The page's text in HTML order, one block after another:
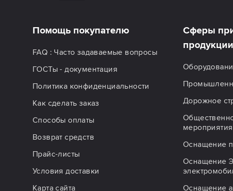
Помощь покупателю
FAQ : Часто задаваемые вопросы
ГОСТы - документация
Политика конфиденциальности
Как сделать заказ
Способы оплаты
Возврат средств
Прайс-листы
Условия доставки
Карта сайта
Сферы
продукции
Дорожное
мероприятия
Оснащение
Оснащение
Оснащение